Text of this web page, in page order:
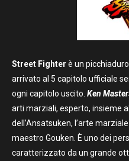
Street Fighter è un
arrivato al 5 capitolo ufficiale
ogni capitolo uscito. Ken
arti marziali, esperto, insieme
dell’Ansatsuken, l’arte
maestro Gouken. È uno dei
caratterizzato da un grande